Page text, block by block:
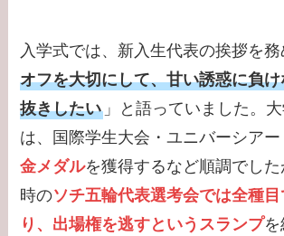
入学式では、新入生代表の挨拶を
オフを大切にして、甘い誘惑に負
抜きしたい 」と語っていました。
は、国際学生大会・ユニバーシア
金メダルを獲得するなど順調でし
時のソチ五輪代表選考会では全種
り、出場権を逃すというスランプを